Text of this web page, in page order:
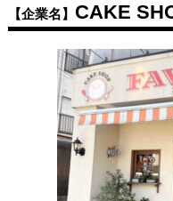
【企業名】 CAKE